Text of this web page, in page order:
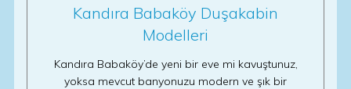
Kandıra Babaköy Duşakabin
Modelleri
Kandıra Babaköy’de yeni bir eve mi kavuştunuz,
yoksa mevcut banyonuzu modern ve şık bir